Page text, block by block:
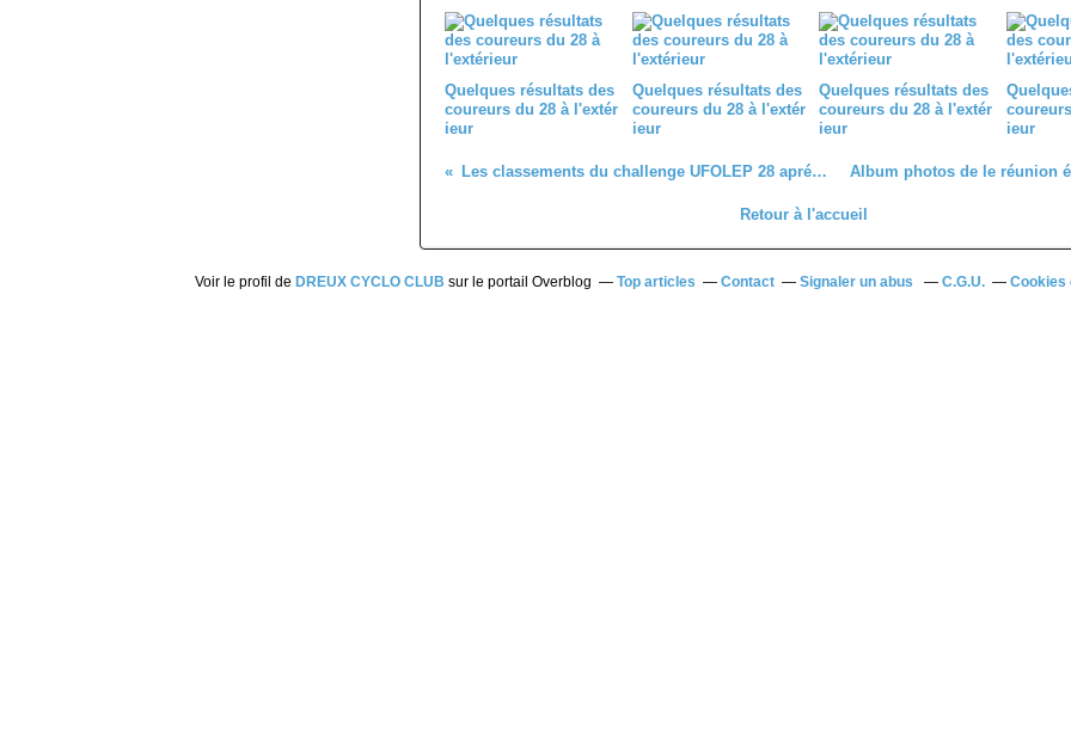
Quelques résultats des
coureurs du 28 à l'extér
ieur
Quelques résultats des
coureurs du 28 à l'extér
ieur
Quelques résultats des
coureurs du 28 à l'extér
ieur
ieur
Les classements du challenge UFOLEP 28 aprés Bois le Roy - Le Dreux CC prend la tête
Retour à l'accueil
Voir le profil de DREUX CYCLO CLUB sur le portail Overblog Top articles Contact Signaler un abus C.G.U. Cookies